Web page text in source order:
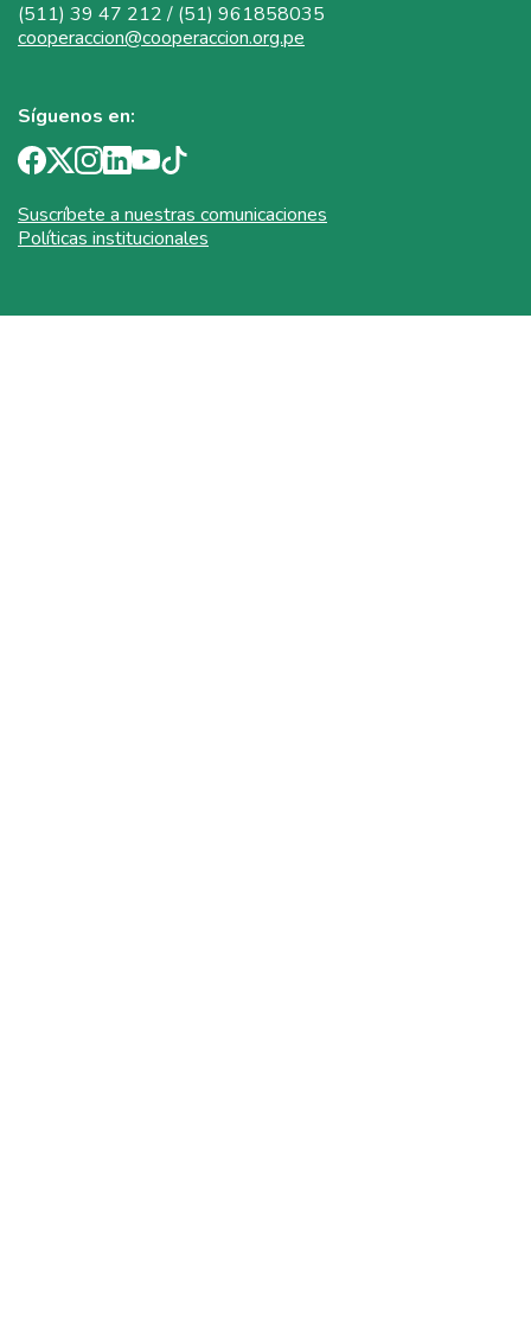
(511) 39 47 212 / (51) 961858035
cooperaccion@cooperaccion.org.pe
Síguenos en:
Suscríbete a nuestras comunicaciones
Políticas institucionales